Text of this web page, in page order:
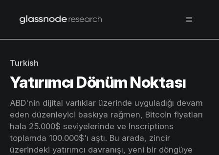
Turkish
Yatırımcı Dönüm Noktası
ABD'nin dijital varlıklar üzerinde uyguladığı devam
eden düzenleyici baskıya rağmen, Bitcoin fiyatları
hala 25.000$ seviyelerinde ve Inscriptions
toplamda 100.000$'ı aştı. Bu arada, zincir
üzerindeki yatırımcı davranışı, yeni bir döngüye